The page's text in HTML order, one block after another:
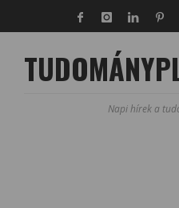
Napi hírek a